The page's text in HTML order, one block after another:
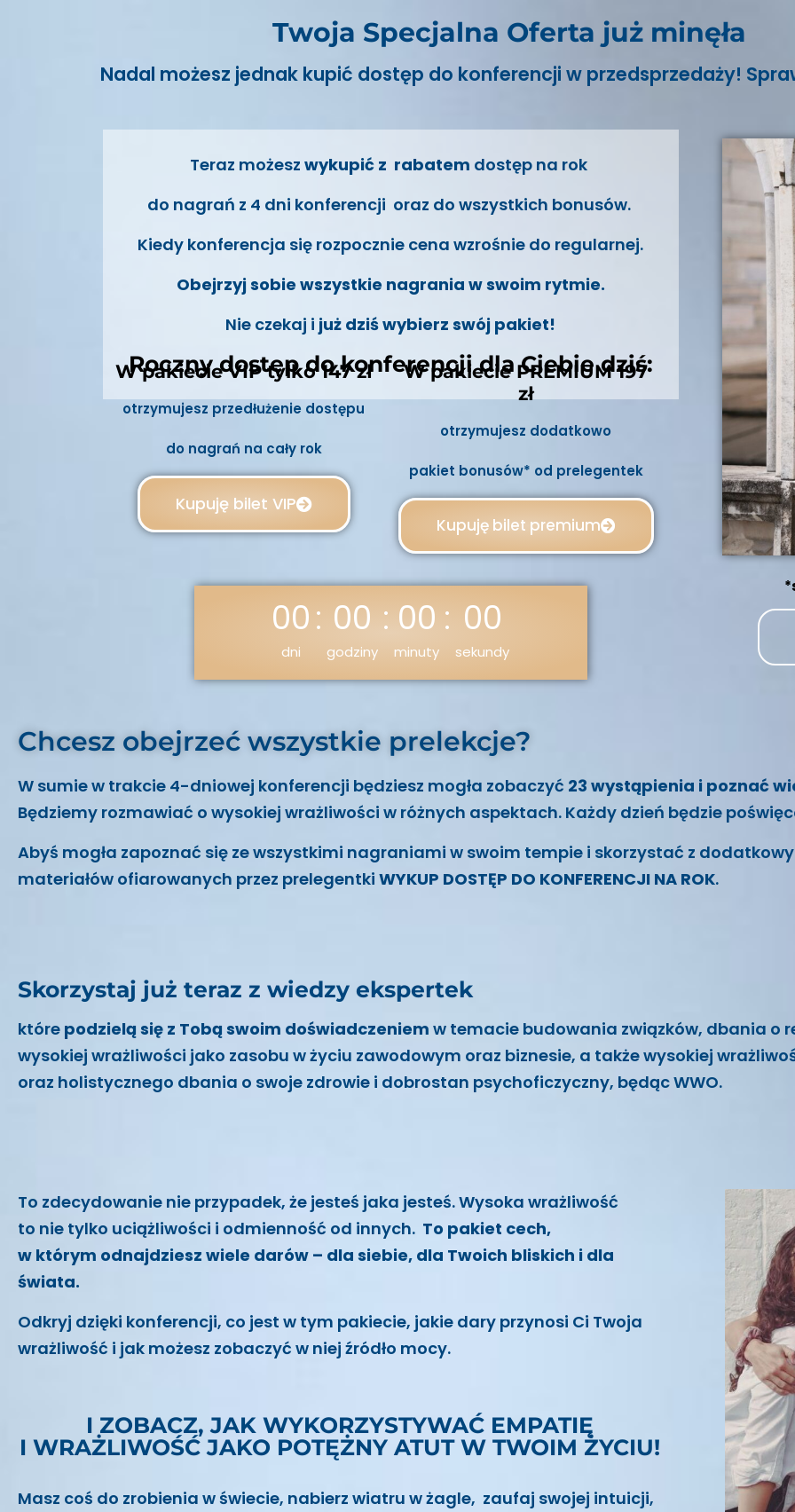
Twoja Specjalna Oferta już minęła
Nadal możesz jednak kupić dostęp do konferencji w przedsprzedaży!
Teraz możesz wykupić z rabatem dostęp na rok
do nagrań z 4 dni konferencji oraz do wszystkich bonusów.
Kiedy konferencja się rozpocznie cena wzrośnie do regularnej.
Obejrzyj sobie wszystkie nagrania w swoim rytmie.
Nie czekaj i już dziś wybierz swój pakiet!
Roczny dostęp do konferencji dla Ciebie dziś:
W pakiecie VIP tylko 147 zł
otrzymujesz przedłużenie dostępu
do nagrań na cały rok
Kupuję bilet VIP
W pakiecie PREMIUM 197
zł
otrzymujesz dodatkowo
pakiet bonusów* od prelegentek
Kupuję bilet premium
00
dni
: 00
godziny
: 00
minuty
: 00
sekundy
Chcesz obejrzeć wszystkie prelekcje?
W sumie w trakcie 4-dniowej konferencji będziesz mogła zobaczyć 23 wystąpienia i poznać
Będziemy rozmawiać o wysokiej wrażliwości w różnych aspektach. Każdy dzień będzie
Abyś mogła zapoznać się ze wszystkimi nagraniami w swoim tempie i skorzystać z
materiałów ofiarowanych przez prelegentki WYKUP DOSTĘP DO KONFERENCJI NA ROK.
Skorzystaj już teraz z wiedzy ekspertek
które podzielą się z Tobą swoim doświadczeniem w temacie budowania związków, dbania o
wysokiej wrażliwości jako zasobu w życiu zawodowym oraz biznesie, a także wysokiej
oraz holistycznego dbania o swoje zdrowie i dobrostan psychoficzyczny, będąc WWO.
To zdecydowanie nie przypadek, że jesteś jaka jesteś. Wysoka wrażliwość
to nie tylko uciążliwości i odmienność od innych. To pakiet cech,
w którym odnajdziesz wiele darów – dla siebie, dla Twoich bliskich i dla
świata.
Odkryj dzięki konferencji, co jest w tym pakiecie, jakie dary przynosi Ci Twoja
wrażliwość i jak możesz zobaczyć w niej źródło mocy.
I ZOBACZ, JAK WYKORZYSTYWAĆ EMPATIĘ
I WRAŻLIWOŚĆ JAKO POTĘŻNY ATUT W TWOIM ŻYCIU!
Masz coś do zrobienia w świecie, nabierz wiatru w żagle, zaufaj swojej intuicji,